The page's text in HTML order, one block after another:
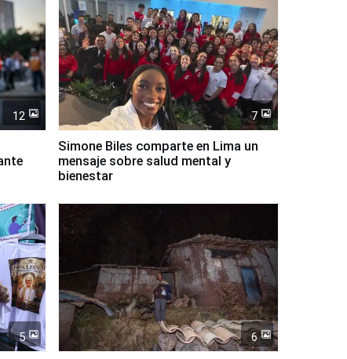
12 7
Simone Biles comparte en Lima un
mensaje sobre salud mental y
bienestar
5 6